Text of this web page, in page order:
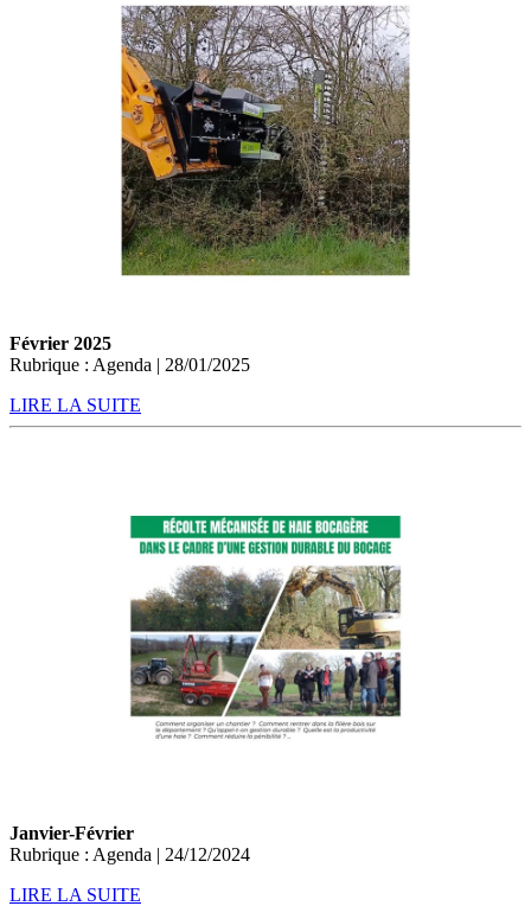
Février 2025
Rubrique : Agenda | 28/01/2025
LIRE LA SUITE
Janvier-Février
Rubrique : Agenda | 24/12/2024
LIRE LA SUITE